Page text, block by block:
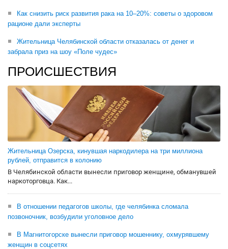
Как снизить риск развития рака на 10–20%: советы о здоровом
рационе дали эксперты
Жительница Челябинской области отказалась от денег и
забрала приз на шоу «Поле чудес»
ПРОИСШЕСТВИЯ
Жительница Озерска, кинувшая наркодилера на три миллиона
рублей, отправится в колонию
В Челябинской области вынесли приговор женщине, обманувшей
наркоторговца. Как...
В отношении педагогов школы, где челябинка сломала
позвоночник, возбудили уголовное дело
В Магнитогорске вынесли приговор мошеннику, охмурявшему
женщин в соцсетях